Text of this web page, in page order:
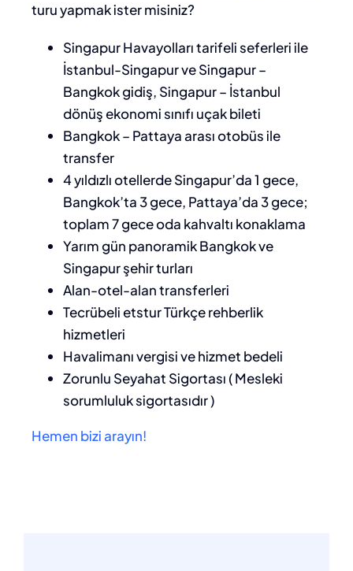
turu yapmak ister misiniz?
Singapur Havayolları tarifeli seferleri ile
İstanbul-Singapur ve Singapur –
Bangkok gidiş, Singapur – İstanbul
dönüş ekonomi sınıfı uçak bileti
Bangkok – Pattaya arası otobüs ile
transfer
4 yıldızlı otellerde Singapur’da 1 gece,
Bangkok’ta 3 gece, Pattaya’da 3 gece;
toplam 7 gece oda kahvaltı konaklama
Yarım gün panoramik Bangkok ve
Singapur şehir turları
Alan-otel-alan transferleri
Tecrübeli etstur Türkçe rehberlik
hizmetleri
Havalimanı vergisi ve hizmet bedeli
Zorunlu Seyahat Sigortası ( Mesleki
sorumluluk sigortasıdır )
Hemen bizi arayın!